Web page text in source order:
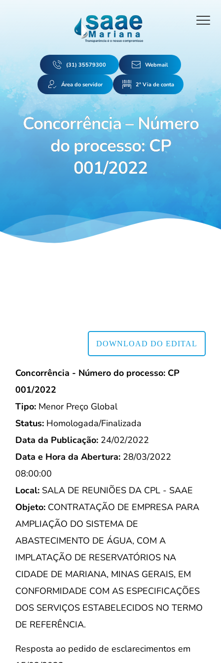
(31) 35579300 Webmail
Área do servidor 2ª Via de conta
Concorrência – Número
do processo: CP
001/2022
DOWNLOAD DO EDITAL
Concorrência - Número do processo: CP
001/2022
Tipo: Menor Preço Global
Status: Homologada/Finalizada
Data da Publicação: 24/02/2022
Data e Hora da Abertura: 28/03/2022
08:00:00
Local: SALA DE REUNIÕES DA CPL - SAAE
Objeto: CONTRATAÇÃO DE EMPRESA PARA
AMPLIAÇÃO DO SISTEMA DE
ABASTECIMENTO DE ÁGUA, COM A
IMPLATAÇÃO DE RESERVATÓRIOS NA
CIDADE DE MARIANA, MINAS GERAIS, EM
CONFORMIDADE COM AS ESPECIFICAÇÕES
DOS SERVIÇOS ESTABELECIDOS NO TERMO
DE REFERÊNCIA.
Resposta ao pedido de esclarecimentos em